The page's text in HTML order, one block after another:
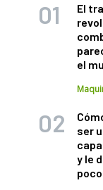
El
el
ser
y le